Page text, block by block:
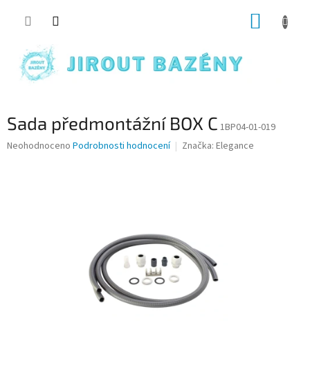
Sada předmontážní BOX C 1BP04-01-019
Průměrné hodnocení produktu je 0,0 z 5 hvězdiček.
Neohodnoceno Podrobnosti hodnocení Značka: Elegance